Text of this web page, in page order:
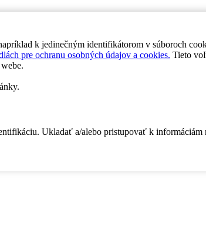
k jedinečným identifikátorom v súboroch
pre ochranu osobných údajov a cookies. Tieto
Ukladať a/alebo pristupovať k informáciám